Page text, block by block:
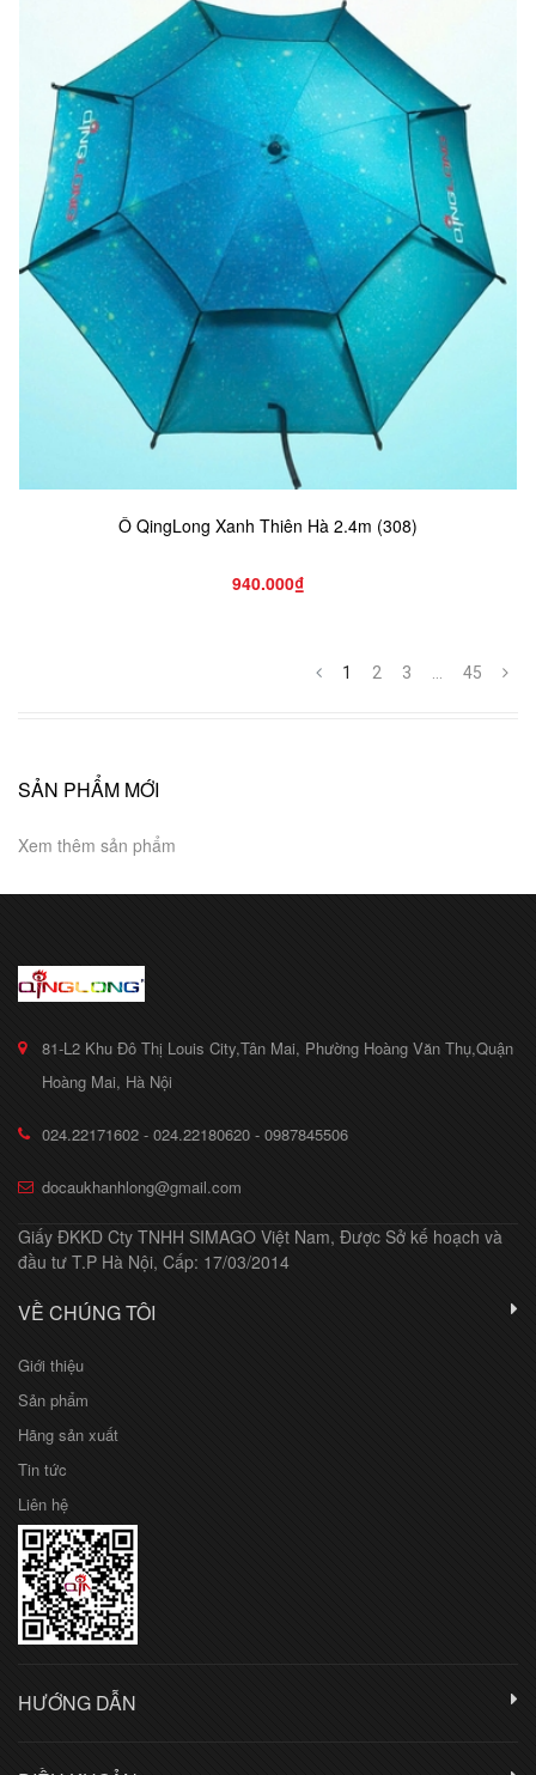
Ô QingLong Xanh Thiên Hà 2.4m (308)
940.000₫
1 2 3 45
SẢN PHẨM MỚI
Xem thêm sản phẩm
81-L2 Khu Đô Thị Louis City,Tân Mai, Phường Hoàng Văn Thụ,Quận
Hoàng Mai, Hà Nội
024.22171602 - 024.22180620 - 0987845506
docaukhanhlong@gmail.com
Giấy ĐKKD Cty TNHH SIMAGO Việt Nam, Được Sở kế hoạch và
đầu tư T.P Hà Nội, Cấp: 17/03/2014
VỀ CHÚNG TÔI
Giới thiệu
Sản phẩm
Hãng sản xuất
Tin tức
Liên hệ
HƯỚNG DẪN